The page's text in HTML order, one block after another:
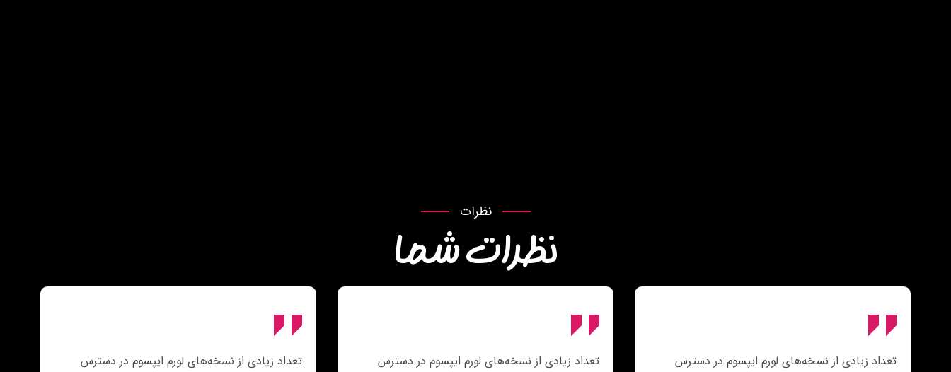
نظرات
نظرات شما
تعداد زیادی از نسخه‌های لورم ایپسوم در دسترس
تعداد زیادی از نسخه‌های لورم ایپسوم در دسترس
تعداد زیادی از نسخه‌های لورم ایپسوم در دسترس